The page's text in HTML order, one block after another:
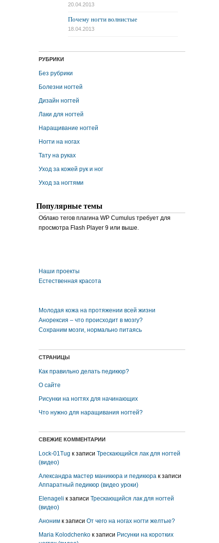
20.04.2013
Почему ногти волнистые
18.04.2013
РУБРИКИ
Без рубрики
Болезни ногтей
Дизайн ногтей
Лаки для ногтей
Наращивание ногтей
Ногти на ногах
Тату на руках
Уход за кожей рук и ног
Уход за ногтями
Популярные темы
Облако тегов плагина WP Cumulus требует для
просмотра Flash Player 9 или выше.
Наши проекты
Естественная красота
Молодая кожа на протяжении всей жизни
Анорексия – что происходит в мозгу?
Сохраним мозги, нормально питаясь
СТРАНИЦЫ
Как правильно делать педикюр?
О сайте
Рисунки на ногтях для начинающих
Что нужно для наращивания ногтей?
СВЕЖИЕ КОММЕНТАРИИ
Lock-01Tug к записи Трескающийся лак для ногтей
(видео)
Александра мастер маникюра и педикюра к записи
Аппаратный педикюр (видео уроки)
Elenageli к записи Трескающийся лак для ногтей
(видео)
Аноним к записи От чего на ногах ногти желтые?
Maria Kolodchenko к записи Рисунки на коротких